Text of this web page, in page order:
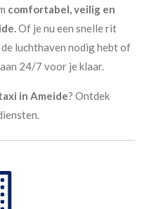
comfortabel, veilig en
Of je nu een snelle rit
luchthaven nodig hebt of
24/7 voor je klaar.
in Ameide? Ontdek